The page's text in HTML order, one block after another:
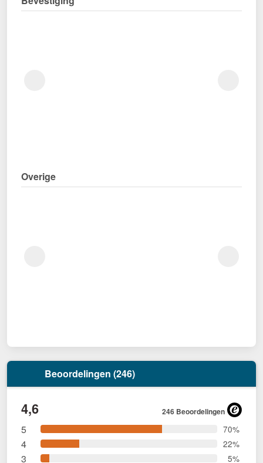
Overige
Beoordelingen (246)
4,6 246 Beoordelingen
5 70%
4 22%
3 5%